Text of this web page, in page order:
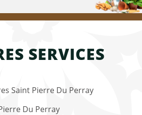
SERVICES
Saint Pierre Du Perray
Du Perray